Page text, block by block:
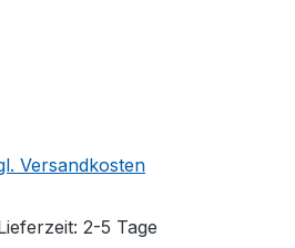
Versandkosten
2-5 Tage